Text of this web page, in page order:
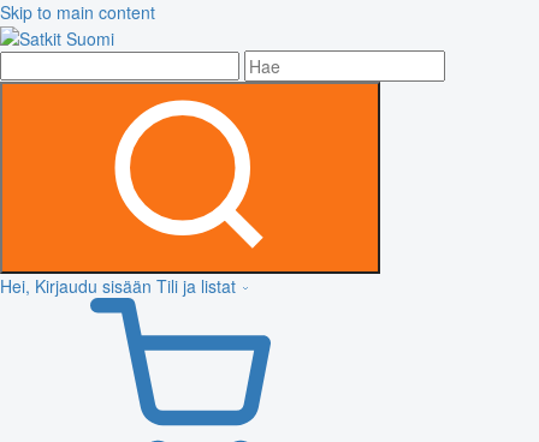
Skip to main content
Hei, Kirjaudu sisään Tili ja listat